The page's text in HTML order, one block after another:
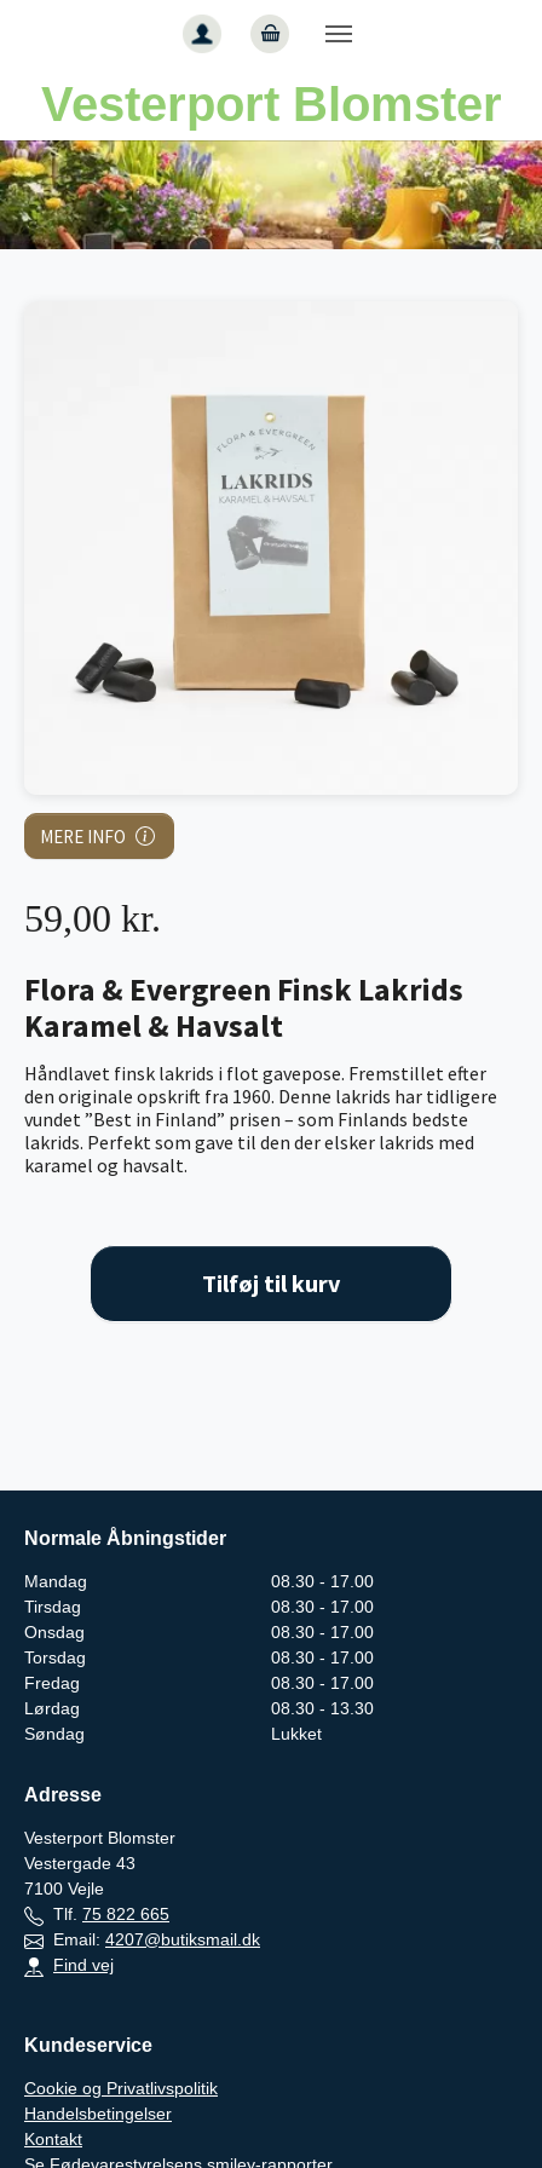
Vesterport Blomster
MERE INFO
Flora & Evergreen Finsk Lakrids
Karamel & Havsalt
Håndlavet finsk lakrids i flot gavepose. Fremstillet efter
den originale opskrift fra 1960. Denne lakrids har tidligere
vundet ”Best in Finland” prisen – som Finlands bedste
lakrids. Perfekt som gave til den der elsker lakrids med
karamel og havsalt.
59,00 kr.
Tilføj til kurv
Normale Åbningstider
Mandag
08.30 - 17.00
Tirsdag
08.30 - 17.00
Onsdag
08.30 - 17.00
Torsdag
08.30 - 17.00
Fredag
08.30 - 17.00
Lørdag
08.30 - 13.30
Søndag
Lukket
Adresse
Vesterport Blomster
Vestergade 43
7100 Vejle
Tlf. 75 822 665
Email: 4207@butiksmail.dk
Find vej
Kundeservice
Cookie og Privatlivspolitik
Handelsbetingelser
Kontakt